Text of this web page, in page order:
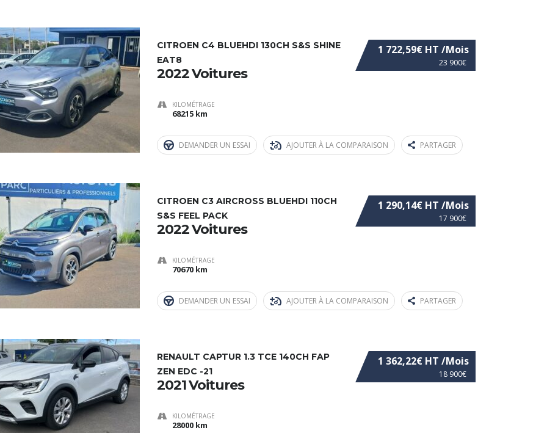
23 900€
1 722,59€ HT /Mois
CITROEN C4 BLUEHDI 130CH S&S SHINE
EAT8
2022 Voitures
KILOMÉTRAGE
68215 km
DEMANDER UN ESSAI AJOUTER À LA COMPARAISON PARTAGER
17 900€
1 290,14€ HT /Mois
CITROEN C3 AIRCROSS BLUEHDI 110CH
S&S FEEL PACK
2022 Voitures
KILOMÉTRAGE
70670 km
DEMANDER UN ESSAI AJOUTER À LA COMPARAISON PARTAGER
18 900€
1 362,22€ HT /Mois
RENAULT CAPTUR 1.3 TCE 140CH FAP
ZEN EDC -21
2021 Voitures
KILOMÉTRAGE
28000 km